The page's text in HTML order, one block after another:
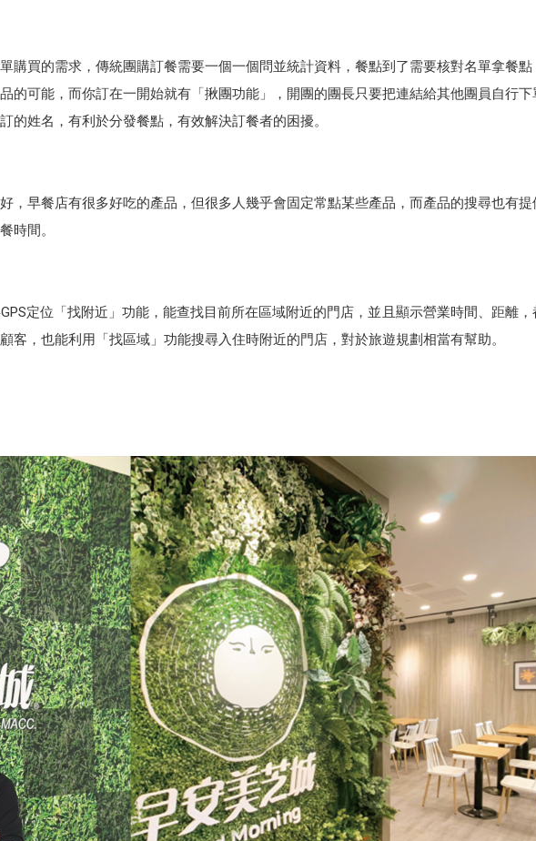
購買的需求，傳統團購訂餐需要一個一個問並統計資料，餐點到了需要核對名單拿餐點
的可能，而你訂在一開始就有「揪團功能」，開團的團長只要把連結給其他團員自行下
的姓名，有利於分發餐點，有效解決訂餐者的困擾。
，早餐店有很多好吃的產品，但很多人幾乎會固定常點某些產品，而產品的搜尋也有
時間。
定位「找附近」功能，能查找目前所在區域附近的門店，並且顯示營業時間、距離
客，也能利用「找區域」功能搜尋入住時附近的門店，對於旅遊規劃相當有幫助。